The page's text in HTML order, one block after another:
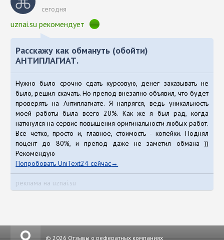
сегодня
uznai.su рекомендует
Расскажу как обмануть (обойти)
АНТИПЛАГИАТ.
Нужно было срочно сдать курсовую, денег заказывать не
было, решил скачать. Но препод внезапно объявил, что будет
проверять на Антиплагиате. Я напрягся, ведь уникальность
моей работы была всего 20%. Как же я был рад, когда
наткнулся на сервис повышения оригинальности любых работ.
Все четко, просто и, главное, стоимость - копейки. Поднял
поцент до 80%, и препод даже не заметил обмана ))
Рекомендую
Попробовать UniText24 сейчас
реклама на uznai.su
© 2026 Отзывы о рефератных компаниях